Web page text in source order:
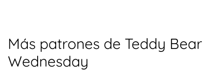
Más patrones de Teddy Bear
Wednesday